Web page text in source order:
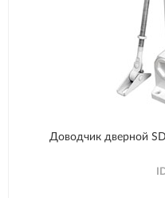
Доводчик дверной